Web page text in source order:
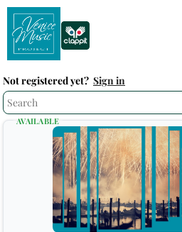
Not registered yet? Sign in
AVAILABLE